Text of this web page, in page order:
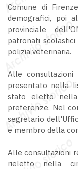
Comune di
demografici, poi
provinciale
patronati
polizia veterinaria.
Alle
presentato nella
stato eletto nella
preferenze. Nel
segretario
e membro della
Alle consultazioni
rieletto nella